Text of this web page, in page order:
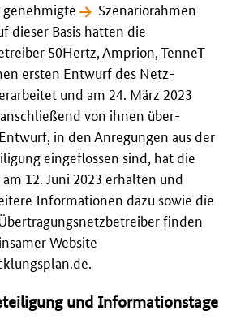
Szenario­rahmen
dieser Basis hatten die
50Hertz, Amprion, TenneT
ersten Entwurf des Netz­
und am 24. März 2023
von ihnen über­
in den Anregungen aus der
ein­geflossen sind, hat die
12. Juni 2023 erhalten und
Informationen dazu sowie die
finden
Website
.
und Informationstage